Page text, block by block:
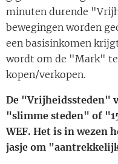
minuten durende
bewegingen worden
een basisinkomen
wordt om de "Mark"
kopen/verkopen.
De "Vrijheidssteden"
"slimme steden" of
WEF. Het is in wezen
jasje om